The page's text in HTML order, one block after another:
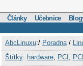
Články Učebnice
AbcLinuxu:/ Poradna/
Štítky: hardware, PCI